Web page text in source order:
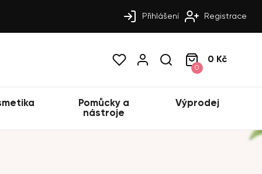
Přihlášení Registrace
0
0 Kč
Pomůcky a
nástroje
Výprodej